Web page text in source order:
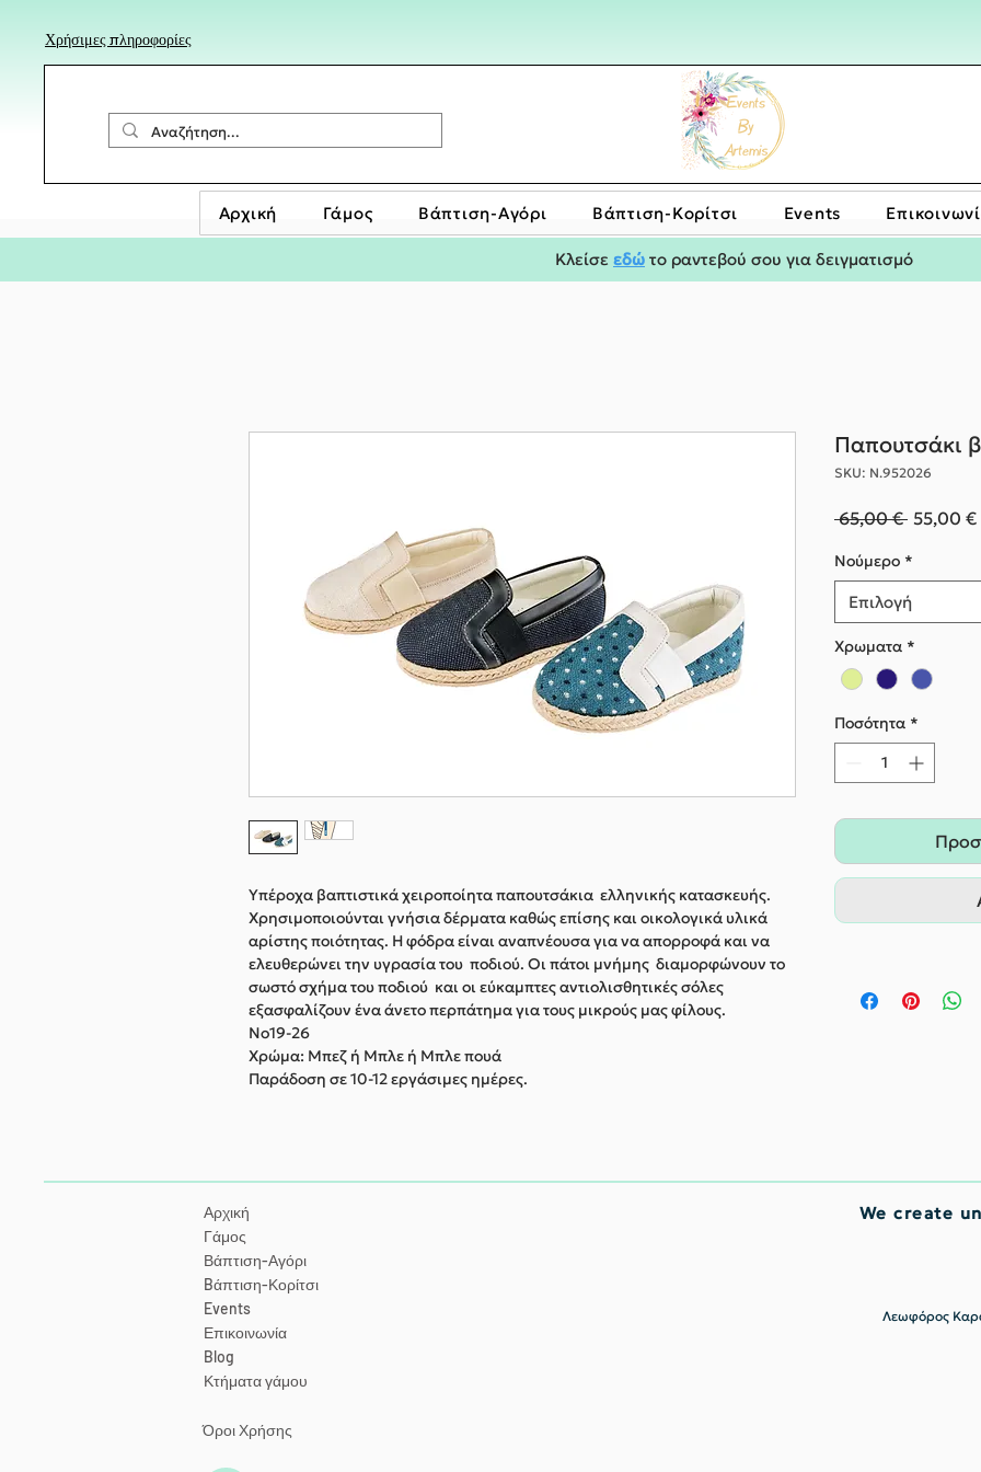
Χρήσιμες πληροφορίες
Αρχική Γάμος Βάπτιση-Αγόρι Bάπτιση-Κορίτσι Events
Κλείσε εδώ το ραντεβού σου για δειγματισμό
Υπέροχα βαπτιστικά χειροποίητα παπουτσάκια ελληνικής κατασκευής.
Χρησιμοποιούνται γνήσια δέρματα καθώς επίσης και οικολογικά υλικά
αρίστης ποιότητας. Η φόδρα είναι αναπνέουσα για να απορροφά και να
ελευθερώνει την υγρασία του ποδιού. Οι πάτοι μνήμης διαμορφώνουν το
σωστό σχήμα του ποδιού και οι εύκαμπτες αντιολισθητικές σόλες
εξασφαλίζουν ένα άνετο περπάτημα για τους μικρούς μας φίλους.
Νο19-26
Χρώμα: Μπεζ ή Μπλε ή Μπλε πουά
Παράδοση σε 10-12 εργάσιμες ημέρες.
Παπουτσάκι
SKU: Ν.952026
65,00 € Κανονική
55,00 €
Nούμερο *
Επιλογή
Χρωματα *
Ποσότητα *
Αρχική
Γάμος
Βάπτιση-Αγόρι
Bάπτιση-Κορίτσι
Events
Επικοινωνία
Blog
Κτήματα γάμου
We create
Λεωφόρος
Όροι Χρήσης